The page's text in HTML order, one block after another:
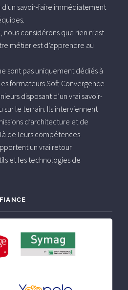
savoir-faire immédiatement
considérons que rien n’est
métier est d’apprendre au
sont pas uniquement dédiés à
formateurs Soft Convergence
disposant d’un vrai savoir-
sur le terrain. Ils interviennent
d’architecture et de
de leurs compétences
un vrai retour
et les technologies de